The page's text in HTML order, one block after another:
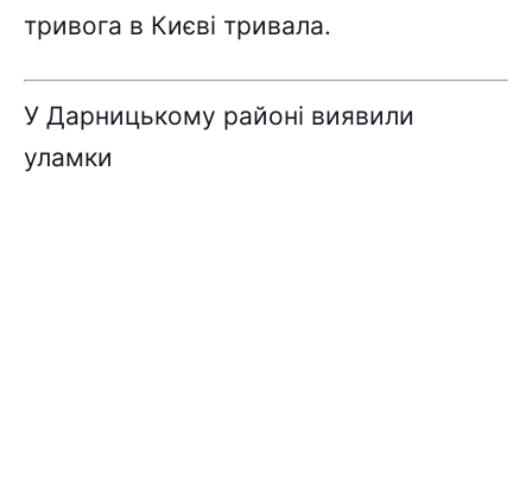
тривога в Києві тривала.
У Дарницькому районі виявили
уламки